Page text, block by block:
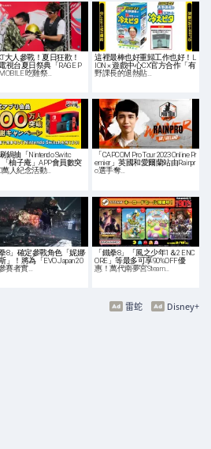
大人參戰！夏日狂歡！
視台夏日祭典「RAGE P
吃雞祭…
這裡最棒也好重歸工作也好！L
ION × 遊戲中心CX官方合作「有
野課長的退熱貼…
鍋抽「Nintendo Switc
「柚子庵」APP會員數突
萬人紀念活動…
「CAPCOM Pro Tour 2023 Online Pr
emier」英國和愛爾蘭站由Rainpr
o選手奪…
拳8」確定參戰角色「妮娜·
」！將為「EVO Japan 20
賽者實…
「鐵拳8」「風之少年1＆2 ENC
ORE」等最多可享90%OFF優
惠！萬代南夢宮Steam…
Disney+
雷蛇